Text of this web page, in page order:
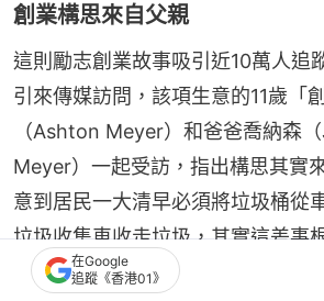
創業構思來自父親
這則勵志創業故事吸引近10萬人追
引來傳媒訪問，該項生意的11歲「
（Ashton Meyer）和爸爸喬納森
Meyer）一起受訪，指出構思其實
意到居民一大清早必須將垃圾桶從
垃圾收集車收走垃圾，其實這差事
其是社區住了許多老年人。喬納森
在Google
追蹤《香港01》